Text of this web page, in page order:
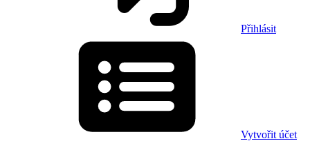
Přihlásit
Vytvořit účet